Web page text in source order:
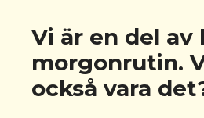
Vi är en del av
morgonrutin.
också vara